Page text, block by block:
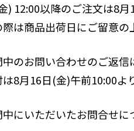
) 12:00以降のご注文は8月
は商品出荷日にご留意の
のお問い合わせのご返信
8月16日(金)午前10:00よ
にいただいたお問合せに